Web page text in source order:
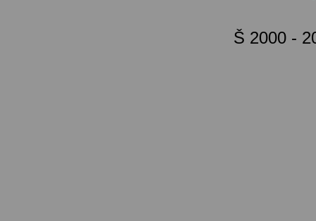
Š 2000 -